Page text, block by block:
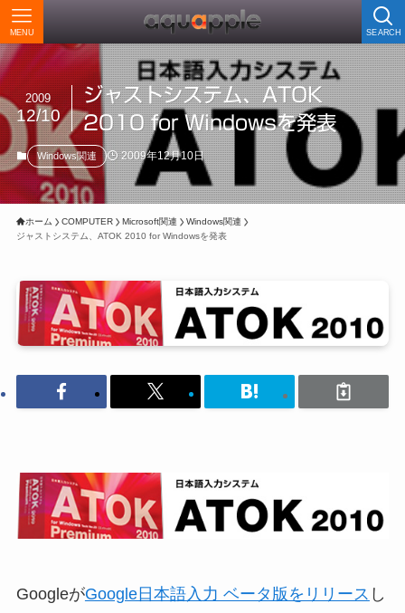
SEARCH
MENU
ジャストシステム、ATOK
2010 for Windowsを発表
2009
12/10
Windows関連 2009年12月10日
ホーム COMPUTER Microsoft関連
Windows関連
ジャストシステム、ATOK 2010 for Windowsを発表
GoogleがGoogle日本語入力 ベータ版をリリース し